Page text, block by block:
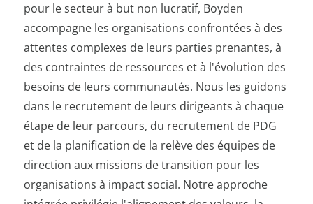
pour le secteur à but non lucratif, Boyden
accompagne les organisations confrontées à des
attentes complexes de leurs parties prenantes, à
des contraintes de ressources et à l'évolution des
besoins de leurs communautés. Nous les guidons
dans le recrutement de leurs dirigeants à chaque
étape de leur parcours, du recrutement de PDG
et de la planification de la relève des équipes de
direction aux missions de transition pour les
organisations à impact social. Notre approche